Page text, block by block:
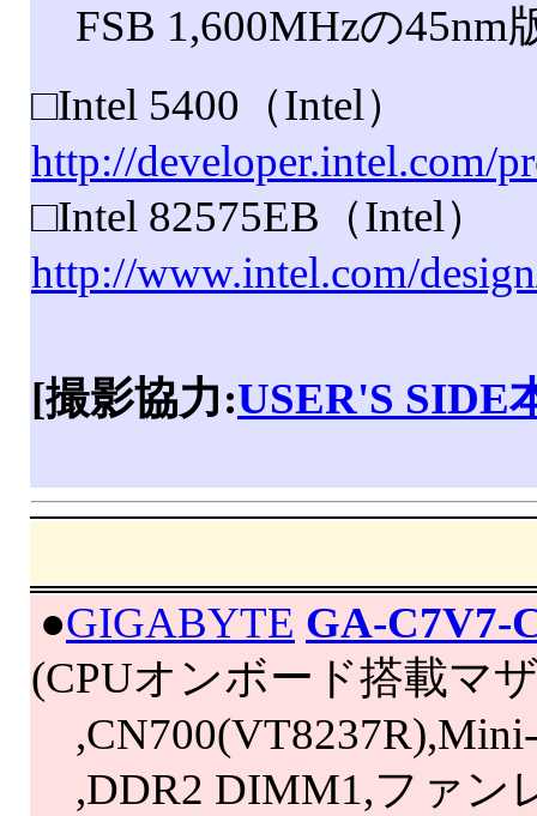
FSB 1,600MHzの45nm
□Intel 5400（Intel）
http://developer.intel.com/
□Intel 82575EB（Intel）
http://www.intel.com/
[撮影協力:USER'S SIDE
●GIGABYTE GA-C7V7-
(CPUオンボード搭載マ
,DDR2 DIMM1,ファン